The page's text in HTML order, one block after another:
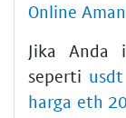
Online Aman
Jika Anda
seperti
harga eth